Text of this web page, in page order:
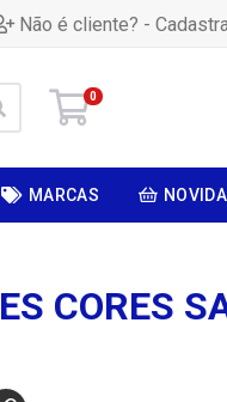
Não é cliente? -
0
MARCAS
CORES